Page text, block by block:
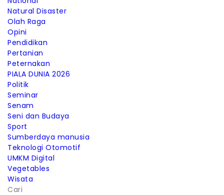
Natural Disaster
Olah Raga
Opini
Pendidikan
Pertanian
Peternakan
PIALA DUNIA 2026
Politik
Seminar
Senam
Seni dan Budaya
Sport
Sumberdaya manusia
Teknologi Otomotif
UMKM Digital
Vegetables
Wisata
Cari